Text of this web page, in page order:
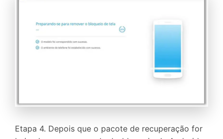
Etapa 4. Depois que o pacote de recuperação for